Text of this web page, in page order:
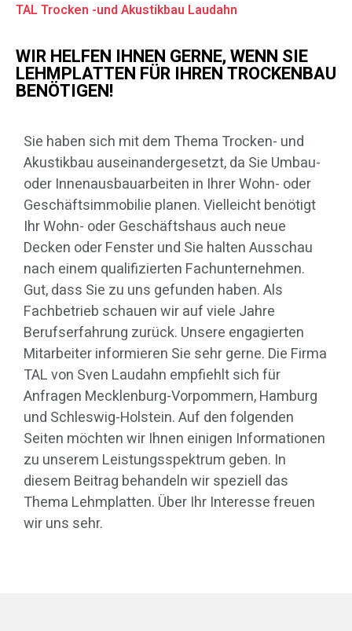
TAL Trocken -und Akustikbau Laudahn
WIR HELFEN IHNEN GERNE, WENN SIE
LEHMPLATTEN FÜR IHREN TROCKENBAU
BENÖTIGEN!
Sie haben sich mit dem Thema Trocken- und
Akustikbau auseinandergesetzt, da Sie Umbau-
oder Innenausbauarbeiten in Ihrer Wohn- oder
Geschäftsimmobilie planen. Vielleicht benötigt
Ihr Wohn- oder Geschäftshaus auch neue
Decken oder Fenster und Sie halten Ausschau
nach einem qualifizierten Fachunternehmen.
Gut, dass Sie zu uns gefunden haben. Als
Fachbetrieb schauen wir auf viele Jahre
Berufserfahrung zurück. Unsere engagierten
Mitarbeiter informieren Sie sehr gerne. Die Firma
TAL von Sven Laudahn empfiehlt sich für
Anfragen Mecklenburg-Vorpommern, Hamburg
und Schleswig-Holstein. Auf den folgenden
Seiten möchten wir Ihnen einigen Informationen
zu unserem Leistungsspektrum geben. In
diesem Beitrag behandeln wir speziell das
Thema Lehmplatten. Über Ihr Interesse freuen
wir uns sehr.